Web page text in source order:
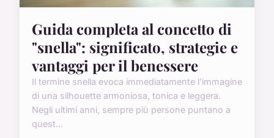
Guida completa al concetto di
"snella": significato, strategie e
vantaggi per il benessere
Il termine snella evoca immediatamente l'immagine
di una silhouette armoniosa, tonica e leggera.
Negli ultimi anni, sempre più persone puntano a
quest...